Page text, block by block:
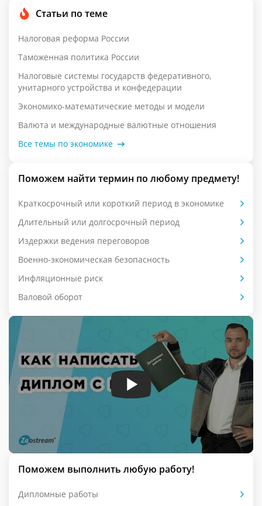
Статьи по теме
Налоговая реформа России
Таможенная политика России
Налоговые системы государств федеративного,
унитарного устройства и конфедерации
Экономико-математические методы и модели
Валюта и международные валютные отношения
Все темы по экономике
Поможем найти термин по любому предмету!
Краткосрочный или короткий период в экономике
Длительный или долгосрочный период
Издержки ведения переговоров
Военно-экономическая безопасность
Инфляционные риск
Валовой оборот
Поможем выполнить любую работу!
Дипломные работы